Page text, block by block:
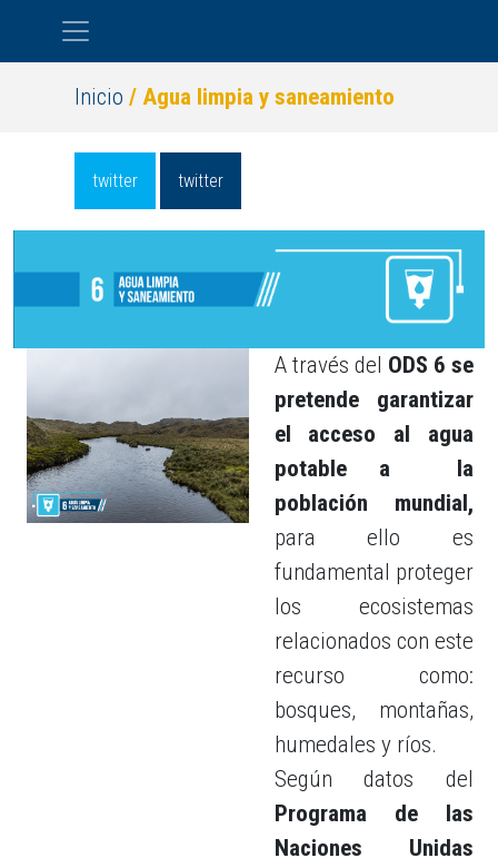
Inicio / Agua limpia y saneamiento
twitter twitter
A través del ODS 6 se
pretende garantizar
el acceso al agua
potable a la
población mundial,
para ello es
fundamental proteger
los ecosistemas
relacionados con este
recurso como:
bosques, montañas,
humedales y ríos.
Según datos del
Programa de las
Naciones Unidas